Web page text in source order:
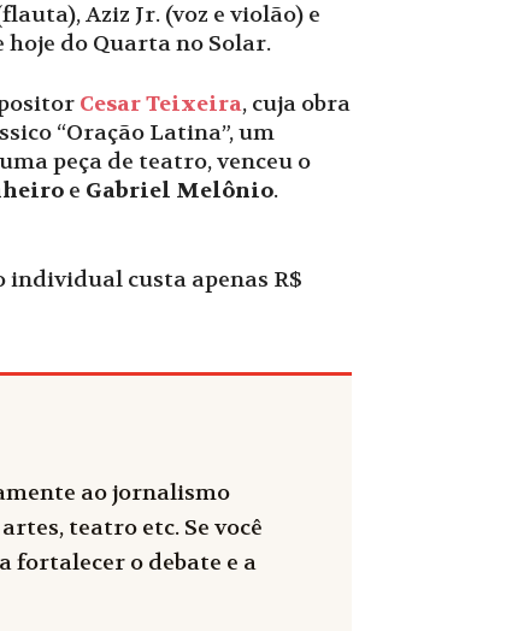
Aziz Jr. (voz e violão) e
hoje do Quarta no Solar.
Cesar Teixeira, cuja obra
“Oração Latina”, um
peça de teatro, venceu o
e Gabriel Melônio.
individual custa apenas R$
ao jornalismo
teatro etc. Se você
a fortalecer o debate e a